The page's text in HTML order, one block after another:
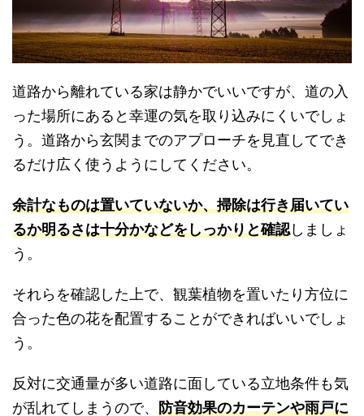
道路から離れている家は静かでいいですが、道の入
った場所にあると幸運の気を取り込みにくいでしょ
う。道路から玄関までのアプローチを見直してでき
るだけ広く使うようにしてください。
余計なものは置いていないか、掃除は行き届いてい
るか明るさは十分かなどをしっかりと確認しましょ
う。
それらを確認した上で、観葉植物を置いたり方位に
合った色の花を配置することができればいいでしょ
う。
反対に交通量が多い道路に面している立地条件も気
が乱れてしまうので、 防音効果のカーテンや雨戸に